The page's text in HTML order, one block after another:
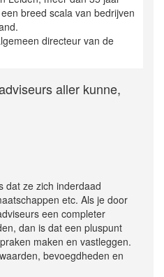
breed scala van bedrijven
directeur van de
aller kunne,
dat ze zich inderdaad
etc. Als je door
een completer
dan is dat een pluspunt
maken en vastleggen.
bevoegdheden en